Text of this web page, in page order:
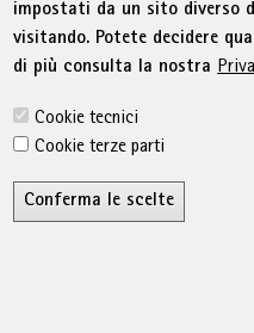
La vendita di
19a edizione aggiornata
16.02.2027 -
PASSA
DETTAGLI
impostati da un sito diverso
visitando. Potete decidere
di più consulta la nostra
Cookie tecnici
Cookie terze parti
Conferma le scelte